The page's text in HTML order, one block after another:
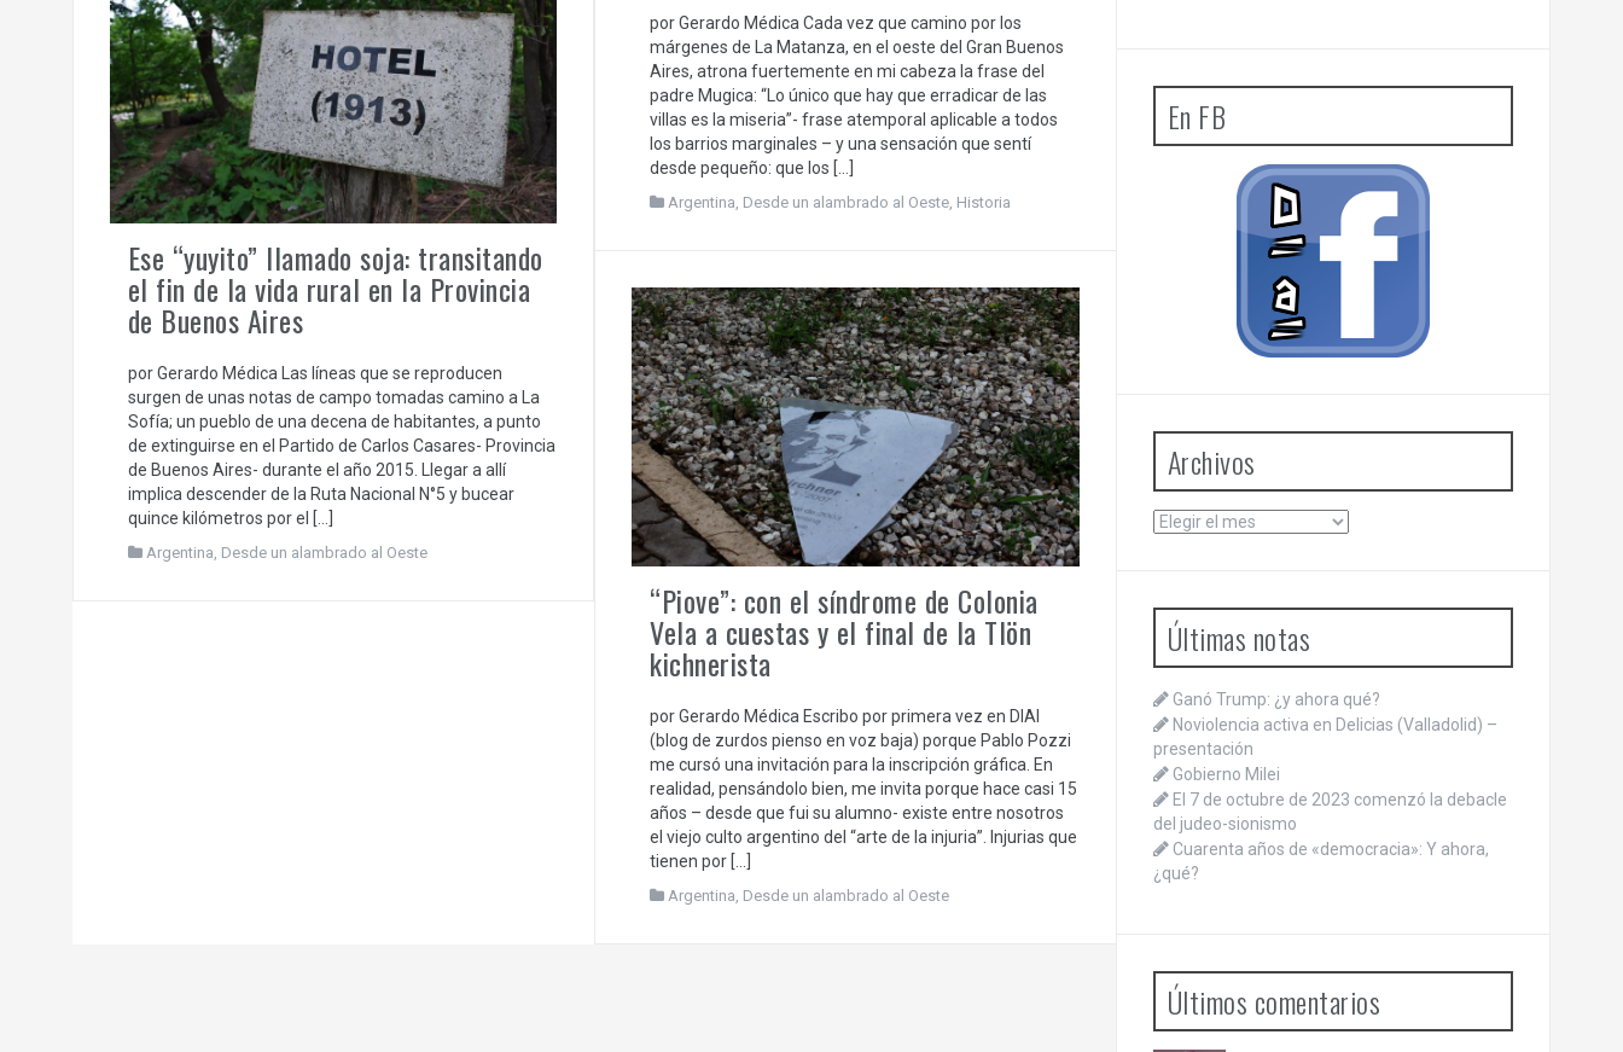
por Gerardo Médica Cada vez que camino por los
márgenes de La Matanza, en el oeste del Gran Buenos
Aires, atrona fuertemente en mi cabeza la frase del
padre Mugica: “Lo único que hay que erradicar de las
villas es la miseria”- frase atemporal aplicable a todos
los barrios marginales – y una sensación que sentí
desde pequeño: que los […]
Argentina Desde un alambrado al Oeste Historia
Ese “yuyito” llamado soja: transitando
el fin de la vida rural en la Provincia
de Buenos Aires
por Gerardo Médica Las líneas que se reproducen
surgen de unas notas de campo tomadas camino a La
Sofía; un pueblo de una decena de habitantes, a punto
de extinguirse en el Partido de Carlos Casares- Provincia
de Buenos Aires- durante el año 2015. Llegar a allí
implica descender de la Ruta Nacional N°5 y bucear
quince kilómetros por el […]
Argentina, Desde un alambrado al Oeste
“Piove”: con el síndrome de Colonia
Vela a cuestas y el final de la Tlön
kichnerista
por Gerardo Médica Escribo por primera vez en DIAI
(blog de zurdos pienso en voz baja) porque Pablo Pozzi
me cursó una invitación para la inscripción gráfica. En
realidad, pensándolo bien, me invita porque hace casi 15
años – desde que fui su alumno- existe entre nosotros
el viejo culto argentino del “arte de la injuria”. Injurias que
tienen por […]
Argentina, Desde un alambrado al Oeste
En FB
Archivos
Archivos
Últimas notas
Ganó Trump: ¿y ahora qué?
Noviolencia activa en Delicias (Valladolid) –
presentación
Gobierno Milei
El 7 de octubre de 2023 comenzó la debacle
del judeo-sionismo
Cuarenta años de «democracia»: Y ahora,
¿qué?
Últimos comentarios